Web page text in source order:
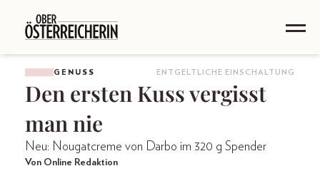
GENUSS ENTGELTLICHE EINSCHALTUNG
Den ersten Kuss vergisst
man nie
Neu: Nougatcreme von Darbo im 320 g Spender
Von Online Redaktion